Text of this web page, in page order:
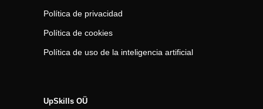
Política de privacidad
Política de cookies
Política de uso de la inteligencia artificial
UpSkills OÜ